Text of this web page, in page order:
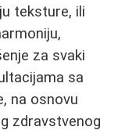
teksture, ili
za svaki
sa
na osnovu
zdravstvenog